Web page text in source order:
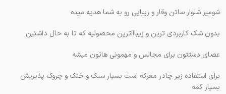
شومیز شلوار ساتن وقار و زیبایی رو به شما هدیه میده
بدون شک کاربردی ترین و زیباااترین محصولیه که تا به حال داشتین
عصای دستتون برای مجالس و مهمونی هاتون میشه
برای استفاده زیر چادر معرکه است بسیار سبک و خنک و چروک پذیریش
بسیار کمه